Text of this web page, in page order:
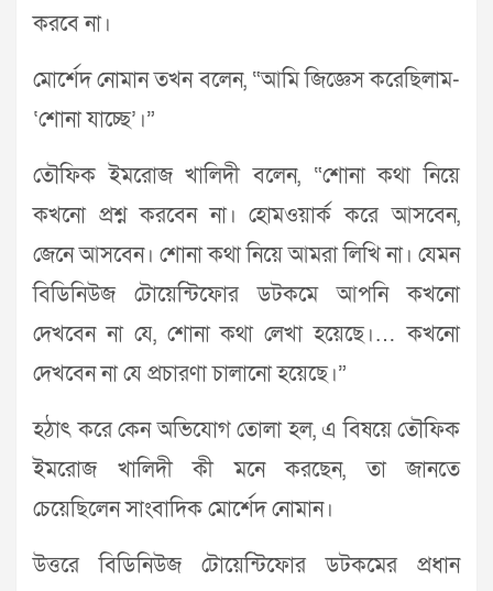
করবে না।
মোর্শেদ নোমান তখন বলেন, “আমি জিজ্ঞেস করেছিলাম-
‘শোনা যাচ্ছে’।”
তৌফিক ইমরোজ খালিদী বলেন, “শোনা কথা নিয়ে
কখনো প্রশ্ন করবেন না। হোমওয়ার্ক করে আসবেন,
জেনে আসবেন। শোনা কথা নিয়ে আমরা লিখি না। যেমন
বিডিনিউজ টোয়েন্টিফোর ডটকমে আপনি কখনো
দেখবেন না যে, শোনা কথা লেখা হয়েছে।… কখনো
দেখবেন না যে প্রচারণা চালানো হয়েছে।”
হঠাৎ করে কেন অভিযোগ তোলা হল, এ বিষয়ে তৌফিক
ইমরোজ খালিদী কী মনে করছেন, তা জানতে
চেয়েছিলেন সাংবাদিক মোর্শেদ নোমান।
উত্তরে বিডিনিউজ টোয়েন্টিফোর ডটকমের প্রধান